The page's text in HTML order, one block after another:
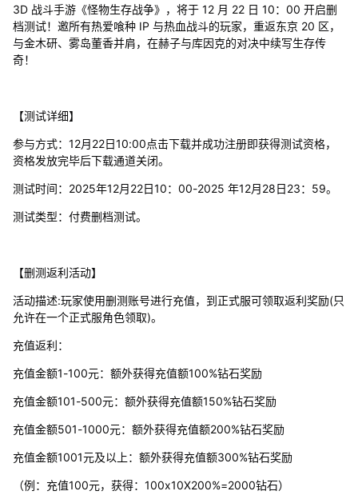
3D 战斗手游《怪物生存战争》，将于 12 月 22 日 10：00 开启删
档测试！邀所有热爱喰种 IP 与热血战斗的玩家，重返东京 20 区，
与金木研、雾岛董香并肩，在赫子与库因克的对决中续写生存传
奇！
【测试详细】
参与方式：12月22日10:00点击下载并成功注册即获得测试资格，
资格发放完毕后下载通道关闭。
测试时间：2025年12月22日10：00-2025 年12月28日23：59。
测试类型：付费删档测试。
【删测返利活动】
活动描述:玩家使用删测账号进行充值，到正式服可领取返利奖励(只
允许在一个正式服角色领取)。
充值返利：
充值金额1-100元：额外获得充值额100%钻石奖励
充值金额101-500元：额外获得充值额150%钻石奖励
充值金额501-1000元：额外获得充值额200%钻石奖励
充值金额1001元及以上：额外获得充值额300%钻石奖励
（例：充值100元，获得：100x10X200%=2000钻石）